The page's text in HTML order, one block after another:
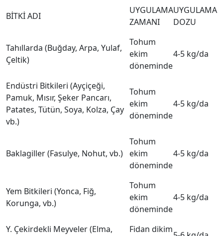
BİTKİ ADI
UYGULAMA
ZAMANI
UYGULAMA
DOZU
Tahıllarda (Buğday, Arpa, Yulaf,
Çeltik)
Tohum
ekim
döneminde
4-5 kg/da
Endüstri Bitkileri (Ayçiçeği,
Pamuk, Mısır, Şeker Pancarı,
Patates, Tütün, Soya, Kolza, Çay
vb.)
Tohum
ekim
döneminde
4-5 kg/da
Baklagiller (Fasulye, Nohut, vb.)
Tohum
ekim
döneminde
4-5 kg/da
Yem Bitkileri (Yonca, Fiğ,
Korunga, vb.)
Tohum
ekim
döneminde
4-5 kg/da
Y. Çekirdekli Meyveler (Elma,
Fidan dikim